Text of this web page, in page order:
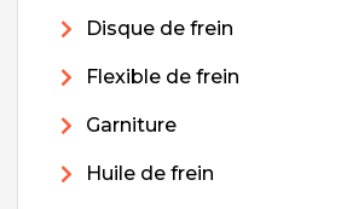
Disque de frein
Flexible de frein
Garniture
Huile de frein